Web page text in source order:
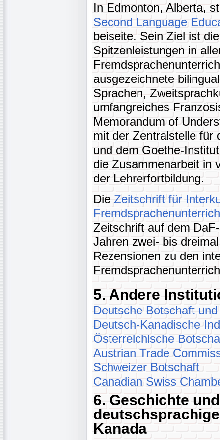
In Edmonton, Alberta,
Second Language
beiseite. Sein Ziel ist
Spitzenleistungen in
ausgezeichnete
Sprachen,
umfangreiches
Memorandum of
mit der Zentralstelle für
und dem Goethe-
die Zusammenarbeit in
der Lehrerfortbildung.
Die Zeitschrift für
Zeitschrift auf dem
Jahren zwei- bis
Rezensionen zu den
5. Andere
Deutsche Botschaft
Deutsch-Kanadische
Österreichische
Austrian Trade
Schweizer Botschaft
Canadian Swiss
6. Geschichte
Kanada